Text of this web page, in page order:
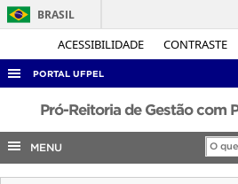
ACESSIBILIDADE CONTRASTE
BRASIL
PORTAL UFPEL
ACESSO À INFORMAÇÃO
AUDITORIA
COBALTO
Pró-Reitoria de Gestão com
MENU